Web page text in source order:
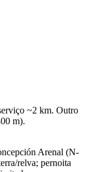
~2 km. Outro
m).
Arenal (N-
relva; pernoita